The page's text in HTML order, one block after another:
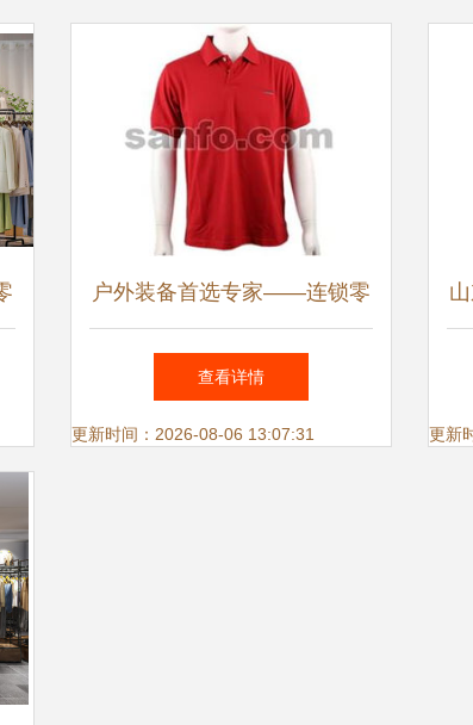
户外装备首选专家——连锁零
售全系列专业户外运动用品与
服装服饰指南
查看详情
更新时间：2026-08-06 13:07:31 更新